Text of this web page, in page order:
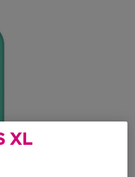
XL